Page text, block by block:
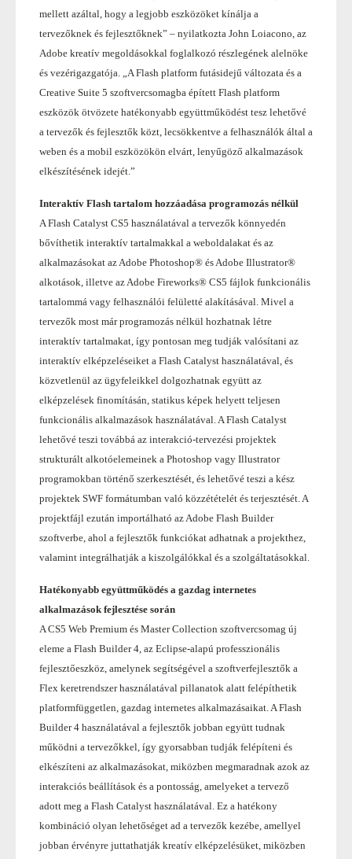
mellett azáltal, hogy a legjobb eszközöket kínálja a
tervezőknek és fejlesztőknek” – nyilatkozta John Loiacono, az
Adobe kreatív megoldásokkal foglalkozó részlegének alelnöke
és vezérigazgatója. „A Flash platform futásidejű változata és a
Creative Suite 5 szoftvercsomagba épített Flash platform
eszközök ötvözete hatékonyabb együttműködést tesz lehetővé
a tervezők és fejlesztők közt, lecsökkentve a felhasználók által a
weben és a mobil eszközökön elvárt, lenyűgöző alkalmazások
elkészítésének idejét.”
Interaktív Flash tartalom hozzáadása programozás nélkül
A Flash Catalyst CS5 használatával a tervezők könnyedén
bővíthetik interaktív tartalmakkal a weboldalakat és az
alkalmazásokat az Adobe Photoshop® és Adobe Illustrator®
alkotások, illetve az Adobe Fireworks® CS5 fájlok funkcionális
tartalommá vagy felhasználói felületté alakításával. Mivel a
tervezők most már programozás nélkül hozhatnak létre
interaktív tartalmakat, így pontosan meg tudják valósítani az
interaktív elképzeléseiket a Flash Catalyst használatával, és
közvetlenül az ügyfeleikkel dolgozhatnak együtt az
elképzelések finomításán, statikus képek helyett teljesen
funkcionális alkalmazások használatával. A Flash Catalyst
lehetővé teszi továbbá az interakció-tervezési projektek
strukturált alkotóelemeinek a Photoshop vagy Illustrator
programokban történő szerkesztését, és lehetővé teszi a kész
projektek SWF formátumban való közzétételét és terjesztését. A
projektfájl ezután importálható az Adobe Flash Builder
szoftverbe, ahol a fejlesztők funkciókat adhatnak a projekthez,
valamint integrálhatják a kiszolgálókkal és a szolgáltatásokkal.
Hatékonyabb együttműködés a gazdag internetes
alkalmazások fejlesztése során
A CS5 Web Premium és Master Collection szoftvercsomag új
eleme a Flash Builder 4, az Eclipse-alapú professzionális
fejlesztőeszköz, amelynek segítségével a szoftverfejlesztők a
Flex keretrendszer használatával pillanatok alatt felépíthetik
platformfüggetlen, gazdag internetes alkalmazásaikat. A Flash
Builder 4 használatával a fejlesztők jobban együtt tudnak
működni a tervezőkkel, így gyorsabban tudják felépíteni és
elkészíteni az alkalmazásokat, miközben megmaradnak azok az
interakciós beállítások és a pontosság, amelyeket a tervező
adott meg a Flash Catalyst használatával. Ez a hatékony
kombináció olyan lehetőséget ad a tervezők kezébe, amellyel
jobban érvényre juttathatják kreatív elképzelésüket, miközben